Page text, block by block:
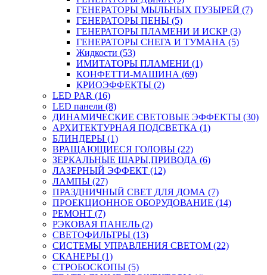
ГЕНЕРАТОРЫ МЫЛЬНЫХ ПУЗЫРЕЙ (7)
ГЕНЕРАТОРЫ ПЕНЫ (5)
ГЕНЕРАТОРЫ ПЛАМЕНИ И ИСКР (3)
ГЕНЕРАТОРЫ СНЕГА И ТУМАНА (5)
Жидкости (53)
ИМИТАТОРЫ ПЛАМЕНИ (1)
КОНФЕТТИ-МАШИНА (69)
КРИОЭФФЕКТЫ (2)
LED PAR (16)
LED панели (8)
ДИНАМИЧЕСКИЕ СВЕТОВЫЕ ЭФФЕКТЫ (30)
АРХИТЕКТУРНАЯ ПОДСВЕТКА (1)
БЛИНДЕРЫ (1)
ВРАЩАЮЩИЕСЯ ГОЛОВЫ (22)
ЗЕРКАЛЬНЫЕ ШАРЫ,ПРИВОДА (6)
ЛАЗЕРНЫЙ ЭФФЕКТ (12)
ЛАМПЫ (27)
ПРАЗДНИЧНЫЙ СВЕТ ДЛЯ ДОМА (7)
ПРОЕКЦИОННОЕ ОБОРУДОВАНИЕ (14)
РЕМОНТ (7)
РЭКОВАЯ ПАНЕЛЬ (2)
СВЕТОФИЛЬТРЫ (13)
СИСТЕМЫ УПРАВЛЕНИЯ СВЕТОМ (22)
СКАНЕРЫ (1)
СТРОБОСКОПЫ (5)